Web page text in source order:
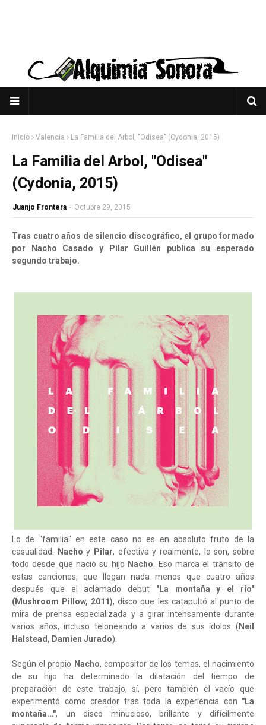
Inicio Valencia La Familia del Arbol, "Odisea" (Cydonia, 2015)
La Familia del Arbol, "Odisea"
(Cydonia, 2015)
Juanjo Frontera - Octubre 29, 2015
Tras cuatro años de silencio discográfico, el grupo formado
por Nacho Casado y Pilar Guillén publica su esperado
segundo trabajo.
Lo de "familia" en este caso no es en absoluto fruto de la
casualidad.
Nachoy Pilar, efectiva y realmente, lo son, sobre
todo desde que nació su hijo Nacho. Eso marca el tránsito de
estas canciones, que llegan nada menos que cuatro años
después que el aclamado debut "La montaña y el río"
(Mushroom Pillow, 2011), disco que les catapultó al punto de
mira de prensa especializada y a girar intensamente durante
varios años, incluso teloneando a varios de sus ídolos ( Neil
Halstead, Damien Jurado).
Según el propio Nacho, compositor de los temas, el nacimiento
de su hijo ha determinado la dilatación del tiempo de
preparación de este trabajo, sí, pero también el vacío que
experimentó como creador tras toda la experiencia con "La
montaña...", un disco minucioso, brillante y difícilmente